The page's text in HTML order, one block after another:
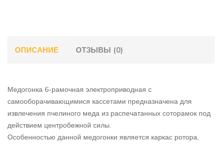
ОПИСАНИЕ ОТЗЫВЫ (0)
Медогонка 6-рамочная электроприводная с
самооборачивающимися кассетами предназначена для
извлечения пчелиного меда из распечатанных соторамок под
действием центробежной силы.
Особенностью данной медогонки является каркас ротора,